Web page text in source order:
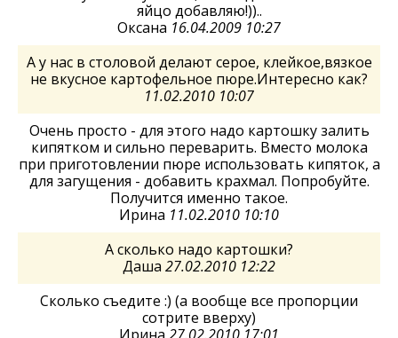
яйцо добавляю!))..
Оксана 16.04.2009 10:27
А у нас в столовой делают серое, клейкое,вязкое
не вкусное картофельное пюре.Интересно как?
11.02.2010 10:07
Очень просто - для этого надо картошку залить
кипятком и сильно переварить. Вместо молока
при приготовлении пюре использовать кипяток, а
для загущения - добавить крахмал. Попробуйте.
Получится именно такое.
Ирина 11.02.2010 10:10
А сколько надо картошки?
Даша 27.02.2010 12:22
Сколько съедите :) (а вообще все пропорции
сотрите вверху)